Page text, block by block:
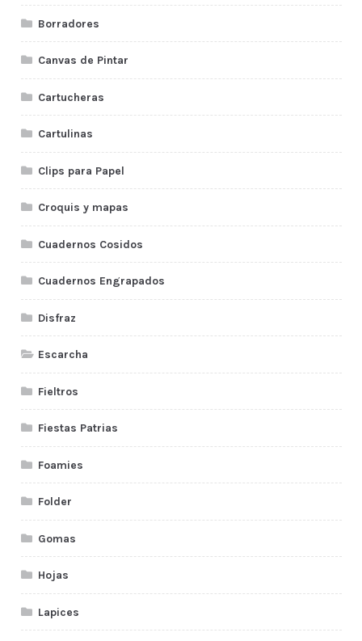
Borradores
Canvas de Pintar
Cartucheras
Cartulinas
Clips para Papel
Croquis y mapas
Cuadernos Cosidos
Cuadernos Engrapados
Disfraz
Escarcha
Fieltros
Fiestas Patrias
Foamies
Folder
Gomas
Hojas
Lapices